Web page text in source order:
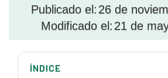
Publicado el: 26 de
Modificado el: 21 de
ÍNDICE